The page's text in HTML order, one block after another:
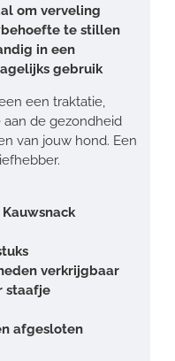
om verveling
te stillen
in een
gebruik
een traktatie,
de gezondheid
van jouw hond. Een
verkrijgbaar
staafje
afgesloten